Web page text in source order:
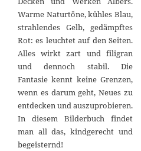
Warme Naturtöne, kühles Blau,
strahlendes Gelb, gedämpftes
Rot: es leuchtet auf den Seiten.
Alles wirkt zart und filigran
und dennoch stabil. Die
Fantasie kennt keine Grenzen,
wenn es darum geht, Neues zu
entdecken und auszuprobieren.
In diesem Bilderbuch findet
man all das, kindgerecht und
begeisternd!